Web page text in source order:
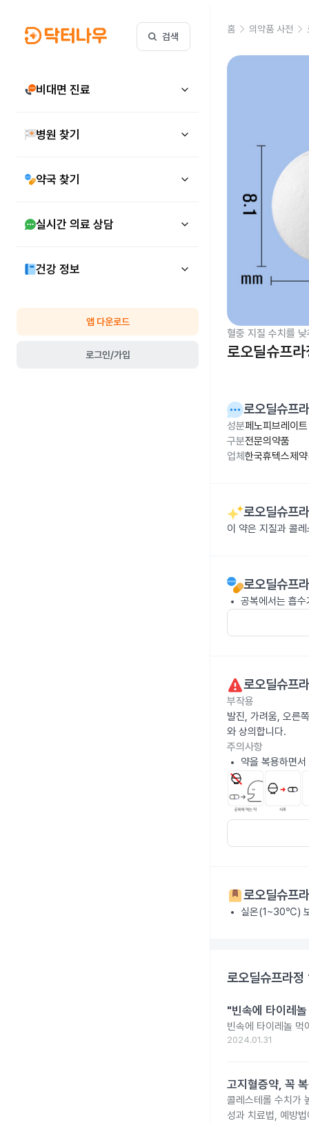
검색
비대면 진료
병원 찾기
약국 찾기
실시간 의료 상담
건강 정보
앱 다운로드
로그인/가입
홈 의약품 사전
혈중 지질 수치를
로오딜슈프
로오딜슈프
성분페노피브레이
구분전문의약품
업체 한국휴텍스제
로오딜슈프
이 약은 지질과 콜
로오딜슈프
공복에서는 흡
로오딜슈프
부작용
발진, 가려움, 오른
와 상의합니다.
주의사항
약을 복용하면
로오딜슈프
실온(1~30℃)
로오딜슈프라
"빈속에 타이레
빈속에 타이레놀 먹
2024.01.31
고지혈증약, 꼭
콜레스테롤 수치가
성과 치료법, 예방